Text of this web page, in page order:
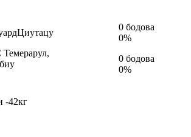
Циутацу
,
0 бодова
0%
0 бодова
0%
-42кг